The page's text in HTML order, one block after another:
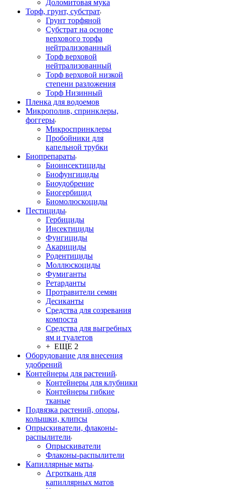
Доломитовая мука
Торф, грунт, субстрат
Грунт торфяной
Субстрат на основе
верхового торфа
нейтрализованный
Торф верховой
нейтрализованный
Торф верховой низкой
степени разложения
Торф Низинный
Пленка для водоемов
Микрополив, спринклеры,
фоггеры
Микроспринклеры
Пробойники для
капельной трубки
Биопрепараты
Биоинсектициды
Биофунгициды
Биоудобрение
Биогербицид
Биомолюскоциды
Пестициды
Гербициды
Инсектициды
Фунгициды
Акарициды
Родентициды
Моллюскоциды
Фумиганты
Ретарданты
Протравители семян
Десиканты
Средства для созревания
компоста
Средства для выгребных
ям и туалетов
+ ЕЩЕ 2
Оборудование для внесения
удобрений
Контейнеры для растений
Контейнеры для клубники
Контейнеры гибкие
тканые
Подвязка растений, опоры,
колышки, клипсы
Опрыскиватели, флаконы-
распылители
Опрыскиватели
Флаконы-распылители
Капиллярные маты
Агроткань для
капиллярных матов